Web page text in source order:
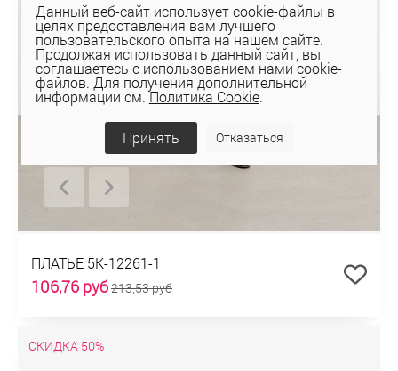
ПЛАТЬЕ 5К-12261-1
106,76 руб213,53 руб
СКИДКА 50%
Данный веб-сайт использует cookie-файлы в
целях предоставления вам лучшего
пользовательского опыта на нашем сайте.
Продолжая использовать данный сайт, вы
соглашаетесь с использованием нами cookie-
файлов. Для получения дополнительной
информации см.Политика Cookie.
Принять Отказаться